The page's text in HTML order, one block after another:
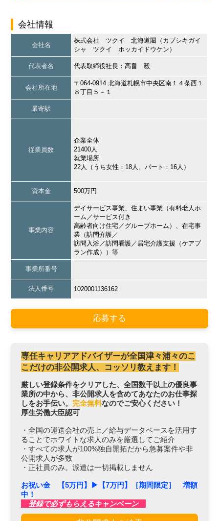
会社情報
会社名
株式会社 ツクイ 北海道圏（カブシキガイ
シャ ツクイ ホッカイドウケン）
代表者名 代表取締役社長：高畠 毅
会社所在地
〒064-0914 北海道札幌市中央区南１４条西１
８丁目５－１
最寄駅
従業員数
企業全体
21400人
就業場所
22人（うち女性：18人、パート：16人）
資本金 500万円
事業内容
デイサービス事業、住まい事業（有料老人ホ
ーム／サービス付き
高齢者向け住宅／グループホーム）、在宅事
業（訪問介護／
訪問入浴／訪問看護／居宅介護支援（ケアプ
ラン作成））等
事業所番号
法人番号 1020001136162
応募する
専任キャリアアドバイザーが全国津々浦々のこ
こだけの非公開求人、コッソリ教えます！
厳しい登録条件をクリアした、全国数千以上の優良事
業所の中から、非公開求人を含めてあなたのお仕事探
しをお手伝い。 完全無料なのでご安心ください！
厚生労働大臣認可
・全国の運送会社の売上／給与データベースを活用す
ることでホワイトな求人のみを厳選してご紹介
・すべての求人が100%独自開拓だから急募案件や非
公開求人が多数
・正社員のみ。派遣は一切掲載しません
お祝い金 【5万円】▶︎【7万円】［期間限定］ 増額
中！
登録で必ずもらえるキャンペーン